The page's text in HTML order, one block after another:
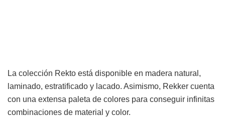
La colección Rekto está disponible en madera natural,
laminado, estratificado y lacado. Asimismo, Rekker cuenta
con una extensa paleta de colores para conseguir infinitas
combinaciones de material y color.